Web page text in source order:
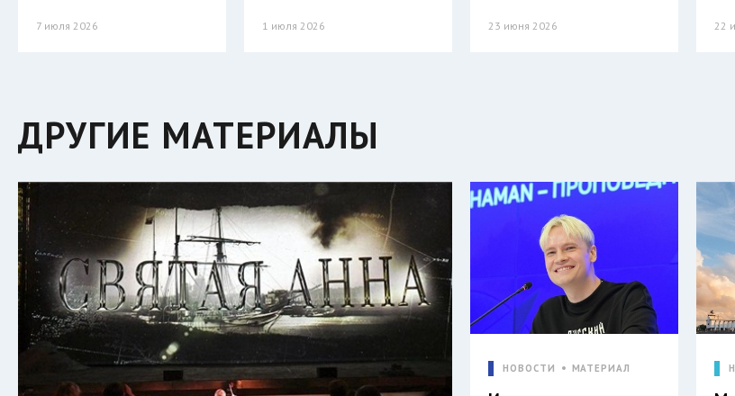
7 июля 2026 1 июля 2026 23 июня 2026 22
ДРУГИЕ МАТЕРИАЛЫ
НОВОСТИ МАТЕРИАЛ